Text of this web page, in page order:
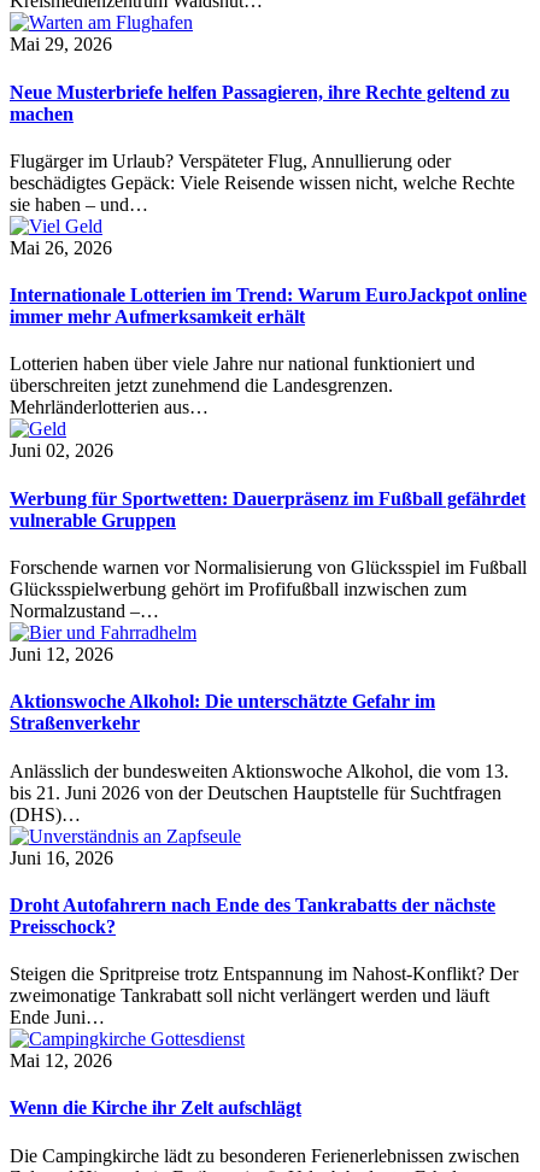
Mai 29, 2026
Neue Musterbriefe helfen Passagieren, ihre Rechte geltend zu
machen
Flugärger im Urlaub? Verspäteter Flug, Annullierung oder
beschädigtes Gepäck: Viele Reisende wissen nicht, welche Rechte
sie haben – und…
Mai 26, 2026
Internationale Lotterien im Trend: Warum EuroJackpot online
immer mehr Aufmerksamkeit erhält
Lotterien haben über viele Jahre nur national funktioniert und
überschreiten jetzt zunehmend die Landesgrenzen.
Mehrländerlotterien aus…
Juni 02, 2026
Werbung für Sportwetten: Dauerpräsenz im Fußball gefährdet
vulnerable Gruppen
Forschende warnen vor Normalisierung von Glücksspiel im Fußball
Glücksspielwerbung gehört im Profifußball inzwischen zum
Normalzustand –…
Juni 12, 2026
Aktionswoche Alkohol: Die unterschätzte Gefahr im
Straßenverkehr
Anlässlich der bundesweiten Aktionswoche Alkohol, die vom 13.
bis 21. Juni 2026 von der Deutschen Hauptstelle für Suchtfragen
(DHS)…
Juni 16, 2026
Droht Autofahrern nach Ende des Tankrabatts der nächste
Preisschock?
Steigen die Spritpreise trotz Entspannung im Nahost-Konflikt? Der
zweimonatige Tankrabatt soll nicht verlängert werden und läuft
Ende Juni…
Mai 12, 2026
Wenn die Kirche ihr Zelt aufschlägt
Die Campingkirche lädt zu besonderen Ferienerlebnissen zwischen